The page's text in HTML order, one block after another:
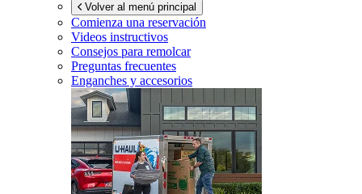
Volver al menú principal
Comienza una reservación
Videos instructivos
Consejos para remolcar
Preguntas frecuentes
Enganches y accesorios